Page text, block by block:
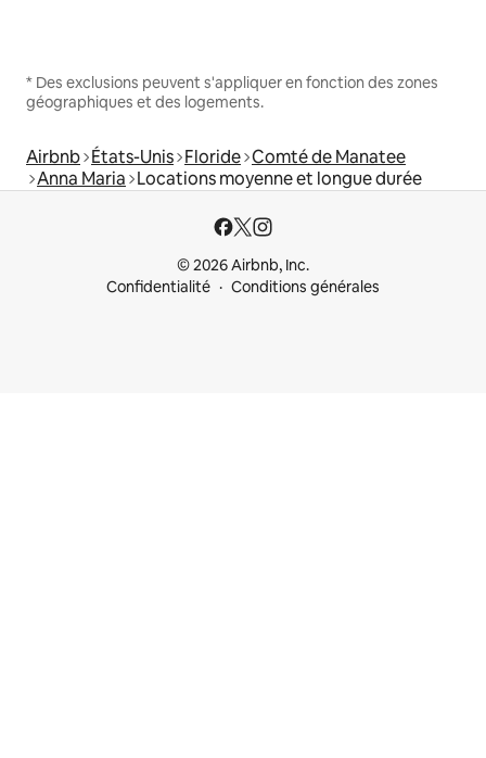
* Des exclusions peuvent s'appliquer en fonction des zones
géographiques et des logements.
Airbnb États-Unis Floride Comté de Manatee
Anna Maria Locations moyenne et longue durée
© 2026 Airbnb, Inc.
Confidentialité
Conditions générales